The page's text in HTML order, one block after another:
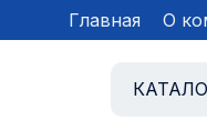
Главная О